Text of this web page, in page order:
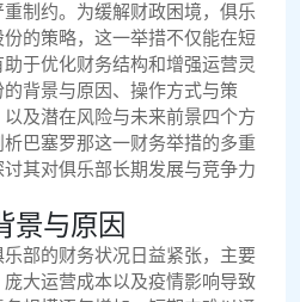
制约。为缓解财政困境，俱乐
的策略，这一举措不仅能在短
于优化财务结构和增强运营灵
背景与原因、操作方式与策
及潜在风险与未来前景四个方
巴塞罗那这一财务举措的多重
其对俱乐部长期发展与竞争力
景与原因
部的财务状况日益紧张，主要
大运营成本以及疫情影响导致